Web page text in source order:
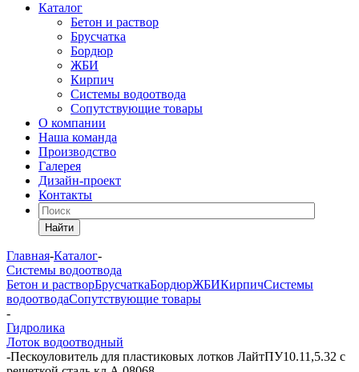
Каталог
Бетон и раствор
Брусчатка
Бордюр
ЖБИ
Кирпич
Системы водоотвода
Сопутствующие товары
О компании
Наша команда
Производство
Галерея
Дизайн-проект
Контакты
Найти
Главная-Каталог-
Системы водоотвода
Бетон и растворБрусчаткаБордюрЖБИКирпичСистемы
водоотводаСопутствующие товары
-
Гидролика
Лоток водоотводный
-Пескоуловитель для пластиковых лотков ЛайтПУ10.11,5.32 с